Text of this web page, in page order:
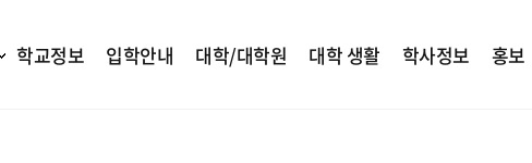
학교정보 입학안내 대학/대학원 대학 생활 학사정보 홍보